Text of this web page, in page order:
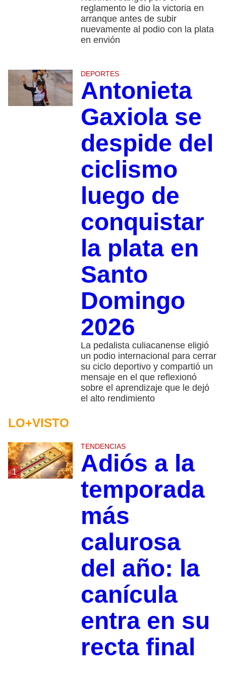
reglamento le dio la victoria en
arranque antes de subir
nuevamente al podio con la plata
en envión
DEPORTES
Antonieta
Gaxiola se
despide del
ciclismo
luego de
conquistar
la plata en
Santo
Domingo
2026
La pedalista culiacanense eligió
un podio internacional para cerrar
su ciclo deportivo y compartió un
mensaje en el que reflexionó
sobre el aprendizaje que le dejó
el alto rendimiento
LO+VISTO
1
TENDENCIAS
Adiós a la
temporada
más
calurosa
del año: la
canícula
entra en su
recta final